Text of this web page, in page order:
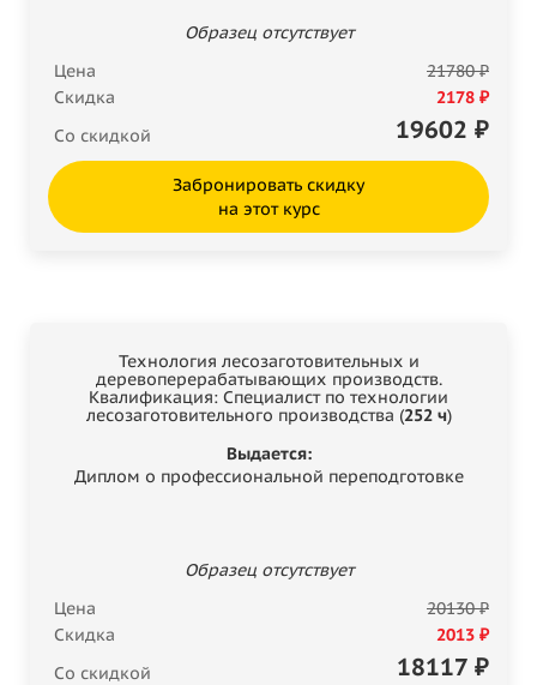
Образец отсутствует
Цена
21780 ₽
Скидка
2178 ₽
Со скидкой
19602 ₽
Забронировать скидку
на этот курс
Технология лесозаготовительных и
деревоперерабатывающих производств.
Квалификация: Специалист по технологии
лесозаготовительного производства (252 ч)
Выдается:
Диплом о профессиональной переподготовке
Образец отсутствует
Цена
20130 ₽
Скидка
2013 ₽
Со скидкой
18117 ₽